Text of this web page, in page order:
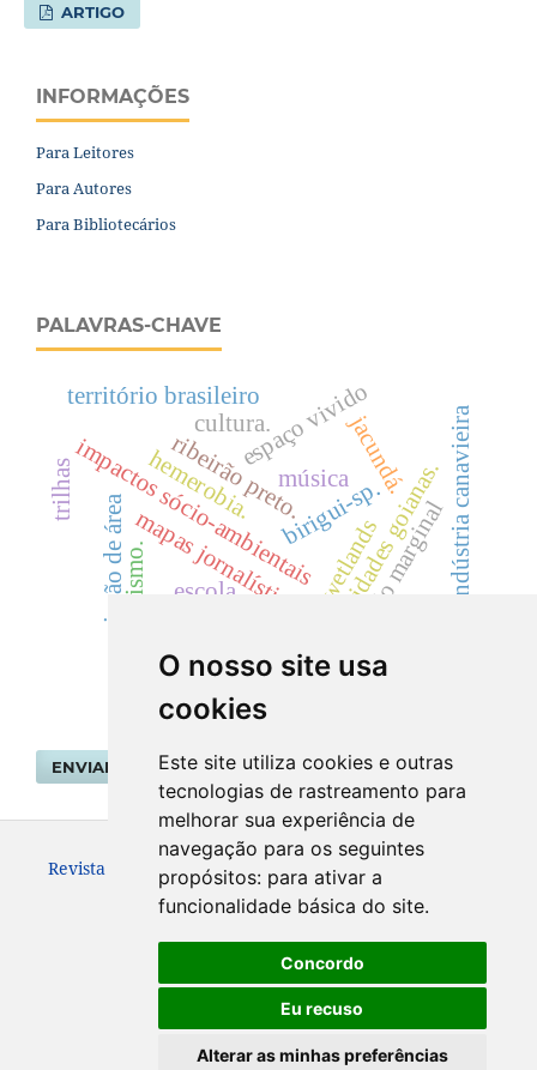
O nosso site usa
cookies
Este site utiliza cookies e outras
tecnologias de rastreamento para
melhorar sua experiência de
navegação para os seguintes
propósitos: para ativar a
funcionalidade básica do site.
Concordo
Eu recuso
Alterar as minhas preferências
ARTIGO
INFORMAÇÕES
Para Leitores
Para Autores
Para Bibliotecários
PALAVRAS-CHAVE
mapas jornalísticosbirigui-sp.
impactos sócio-ambientais jacundá.
ribeirão preto.
espaço vivido
cultura.
variação de área
território brasileiro
identidades goianas.
turismo. erosão marginal
trilhas agroindústria canavieira
hemerobia.
escola
música
wetlands
ENVIAR SUBMISSÃO
Revista Geografar ISSN: 1981-089X